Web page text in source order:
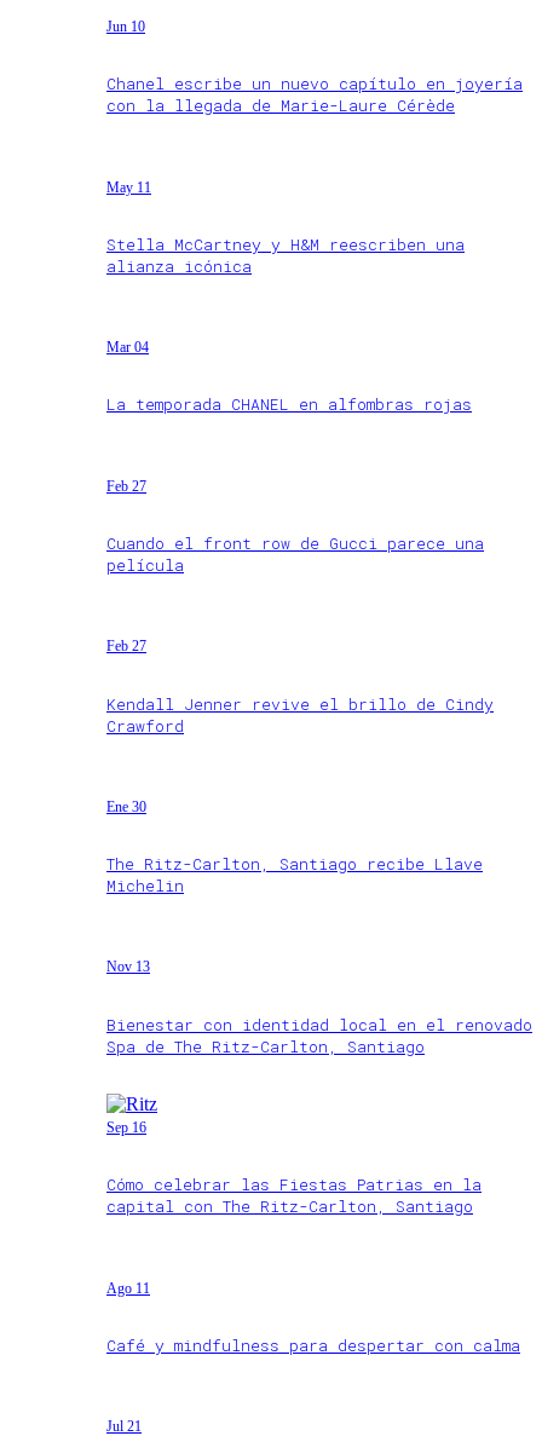
Jun 10
Chanel escribe un nuevo capítulo en joyería
con la llegada de Marie-Laure Cérède
May 11
Stella McCartney y H&M reescriben una
alianza icónica
Mar 04
La temporada CHANEL en alfombras rojas
Feb 27
Cuando el front row de Gucci parece una
película
Feb 27
Kendall Jenner revive el brillo de Cindy
Crawford
Ene 30
The Ritz-Carlton, Santiago recibe Llave
Michelin
Nov 13
Bienestar con identidad local en el renovado
Spa de The Ritz-Carlton, Santiago
Sep 16
Cómo celebrar las Fiestas Patrias en la
capital con The Ritz-Carlton, Santiago
Ago 11
Café y mindfulness para despertar con calma
Jul 21